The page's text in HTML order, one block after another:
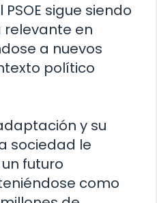
sigue siendo
relevante en
a nuevos
político
y su
sociedad le
futuro
como